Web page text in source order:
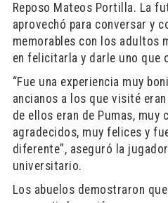
Reposo Mateos Portilla. La
aprovechó para conversar y
memorables con los adultos
en felicitarla y darle uno que
“Fue una experiencia muy
ancianos a los que visité
de ellos eran de Pumas, muy
agradecidos, muy felices y
diferente”, aseguró la
universitario.
Los abuelos demostraron